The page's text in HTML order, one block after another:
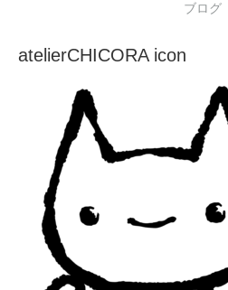
ブログ
atelierCHICORA icon